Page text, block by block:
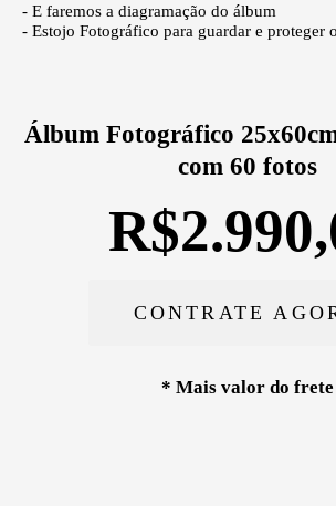
- E faremos a diagramação do álbum
- Estojo Fotográfico para guardar e proteger
Álbum Fotográfico
com 60 fotos
CONTRATE
* Mais valor do frete